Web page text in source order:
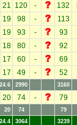
21 120 - 132
19 98 - 113
19 93 - 93
18 80 - 92
17 60 - 69
17 49 - 52
24.6 2990 3160
20 74 - 79
20 74 79
24.4 3064 3239